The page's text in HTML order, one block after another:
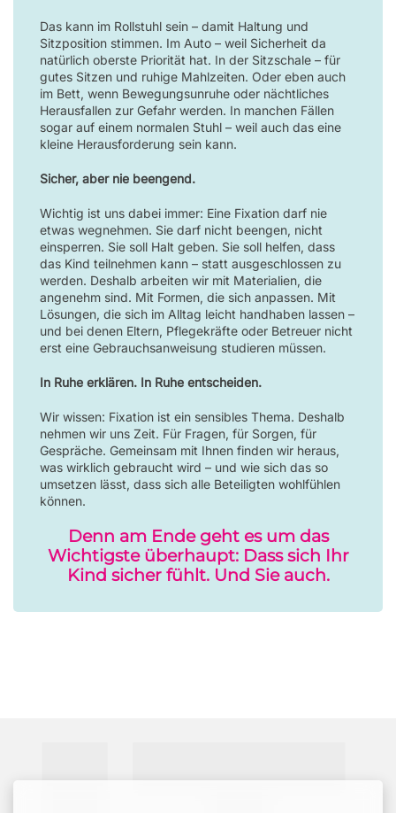
Das kann im Rollstuhl sein – damit Haltung und
Sitzposition stimmen. Im Auto – weil Sicherheit da
natürlich oberste Priorität hat. In der Sitzschale – für
gutes Sitzen und ruhige Mahlzeiten. Oder eben auch
im Bett, wenn Bewegungsunruhe oder nächtliches
Herausfallen zur Gefahr werden. In manchen Fällen
sogar auf einem normalen Stuhl – weil auch das eine
kleine Herausforderung sein kann.
Sicher, aber nie beengend.
Wichtig ist uns dabei immer: Eine Fixation darf nie
etwas wegnehmen. Sie darf nicht beengen, nicht
einsperren. Sie soll Halt geben. Sie soll helfen, dass
das Kind teilnehmen kann – statt ausgeschlossen zu
werden. Deshalb arbeiten wir mit Materialien, die
angenehm sind. Mit Formen, die sich anpassen. Mit
Lösungen, die sich im Alltag leicht handhaben lassen –
und bei denen Eltern, Pflegekräfte oder Betreuer nicht
erst eine Gebrauchsanweisung studieren müssen.
In Ruhe erklären. In Ruhe entscheiden.
Wir wissen: Fixation ist ein sensibles Thema. Deshalb
nehmen wir uns Zeit. Für Fragen, für Sorgen, für
Gespräche. Gemeinsam mit Ihnen finden wir heraus,
was wirklich gebraucht wird – und wie sich das so
umsetzen lässt, dass sich alle Beteiligten wohlfühlen
können.
Denn am Ende geht es um das
Wichtigste überhaupt: Dass sich Ihr
Kind sicher fühlt. Und Sie auch.